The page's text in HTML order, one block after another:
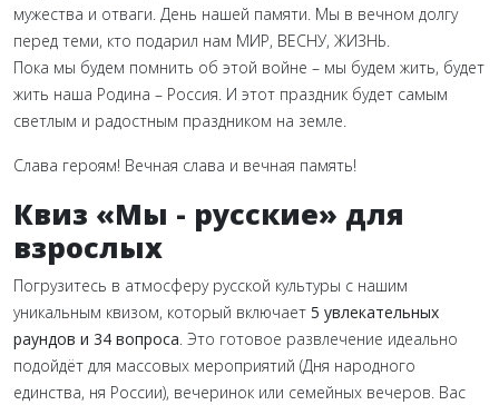
мужества и отваги. День нашей памяти. Мы в вечном долгу
перед теми, кто подарил нам МИР, ВЕСНУ, ЖИЗНЬ.
Пока мы будем помнить об этой войне – мы будем жить, будет
жить наша Родина – Россия. И этот праздник будет самым
светлым и радостным праздником на земле.
Слава героям! Вечная слава и вечная память!
Квиз «‎Мы - русские» для
взрослых
Погрузитесь в атмосферу русской культуры с нашим
уникальным квизом, который включает 5 увлекательных
раундов и 34 вопроса. Это готовое развлечение идеально
подойдёт для массовых мероприятий (Дня народного
единства, ня России), вечеринок или семейных вечеров. Вас